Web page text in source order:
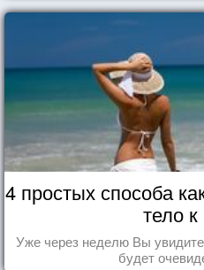
4 простых способа
тело
Уже через неделю Вы
будет